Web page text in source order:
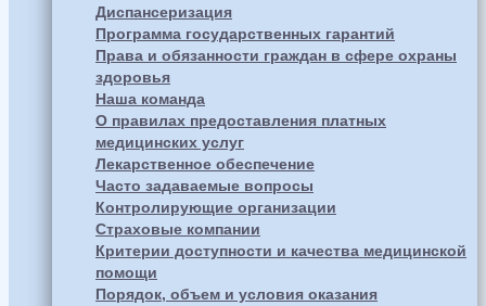
Диспансеризация
Программа государственных гарантий
Права и обязанности граждан в сфере охраны
здоровья
Наша команда
О правилах предоставления платных
медицинских услуг
Лекарственное обеспечение
Часто задаваемые вопросы
Контролирующие организации
Страховые компании
Критерии доступности и качества медицинской
помощи
Порядок, объем и условия оказания